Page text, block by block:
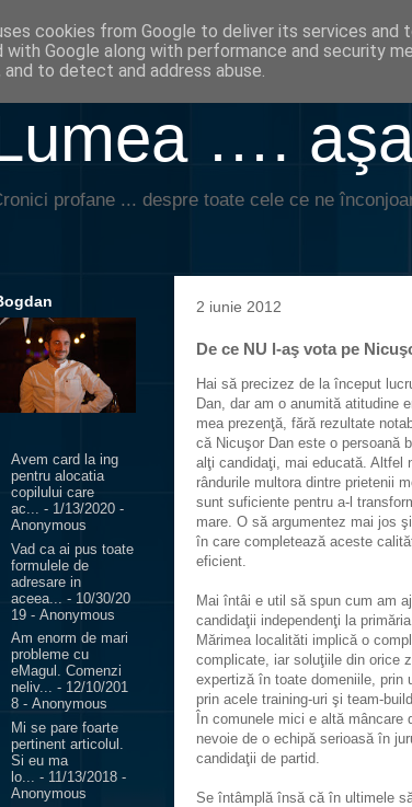
….
profane ... despre toate cele ce ne
2 iunie 2012
De ce NU l-aş vota pe
Hai să precizez de la început
Dan, dar am o anumită atitudine
mea prezenţă, fără rezultate
că Nicuşor Dan este o persoană
alţi candidaţi, mai educată.
rândurile multora dintre prietenii
sunt suficiente pentru a-l
mare. O să argumentez mai jos
în care completează aceste
eficient.
Mai întâi e util să spun cum am
candidaţii independenţi la
Mărimea localităti implică o
complicate, iar soluţiile din orice
expertiză în toate domeniile, prin
prin acele training-uri şi team-
În comunele mici e altă
nevoie de o echipă serioasă în
candidaţii de partid.
Se întâmplă însă că în ultimele
Avem card la ing
pentru alocatia
copilului care
ac... - 1/13/2020 -
Anonymous
Vad ca ai pus toate
formulele de
adresare in
aceea...
- 10/30/20
19 - Anonymous
Am enorm de mari
probleme cu
eMagul. Comenzi
neliv... - 12/10/201
8 - Anonymous
Mi se pare foarte
pertinent articolul.
Si eu ma
lo...
- 11/13/2018 -
Anonymous
cookies from Google to deliver its services and
with Google along with performance and security
to detect and address abuse.